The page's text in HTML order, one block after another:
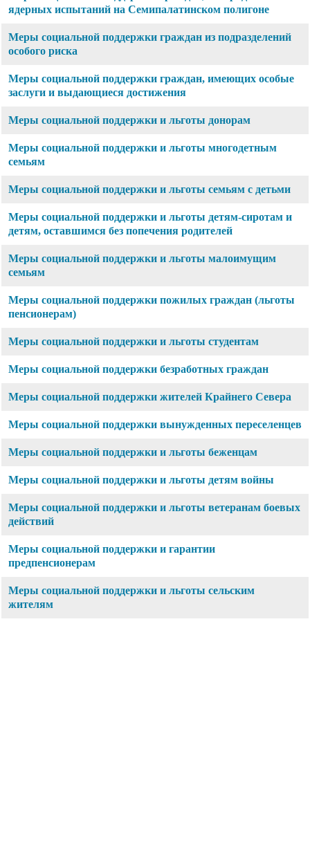
ядерных испытаний на Семипалатинском полигоне
Меры социальной поддержки граждан из подразделений
особого риска
Меры социальной поддержки граждан, имеющих особые
заслуги и выдающиеся достижения
Меры социальной поддержки и льготы донорам
Меры социальной поддержки и льготы многодетным
семьям
Меры социальной поддержки и льготы семьям с детьми
Меры социальной поддержки и льготы детям-сиротам и
детям, оставшимся без попечения родителей
Меры социальной поддержки и льготы малоимущим
семьям
Меры социальной поддержки пожилых граждан (льготы
пенсионерам)
Меры социальной поддержки и льготы студентам
Меры социальной поддержки безработных граждан
Меры социальной поддержки жителей Крайнего Севера
Меры социальной поддержки вынужденных переселенцев
Меры социальной поддержки и льготы беженцам
Меры социальной поддержки и льготы детям войны
Меры социальной поддержки и льготы ветеранам боевых
действий
Меры социальной поддержки и гарантии
предпенсионерам
Меры социальной поддержки и льготы сельским
жителям